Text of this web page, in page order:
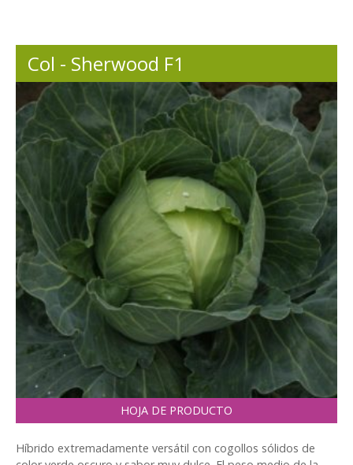
Col - Sherwood F1
HOJA DE PRODUCTO
Híbrido extremadamente versátil con cogollos sólidos de